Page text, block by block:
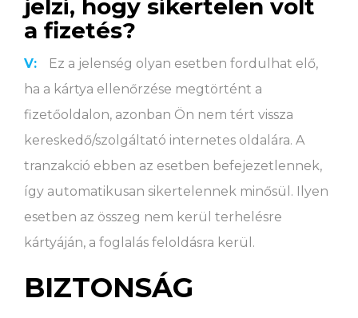
jelzi, hogy sikertelen volt
a fizetés?
V:
Ez a jelenség olyan esetben fordulhat elő,
ha a kártya ellenőrzése megtörtént a
fizetőoldalon, azonban Ön nem tért vissza
kereskedő/szolgáltató internetes oldalára. A
tranzakció ebben az esetben befejezetlennek,
így automatikusan sikertelennek minősül. Ilyen
esetben az összeg nem kerül terhelésre
kártyáján, a foglalás feloldásra kerül.
BIZTONSÁG